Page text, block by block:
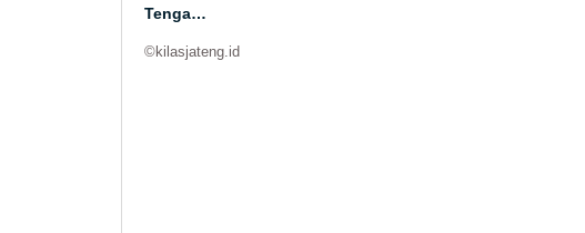
Tenga…
©kilasjateng.id